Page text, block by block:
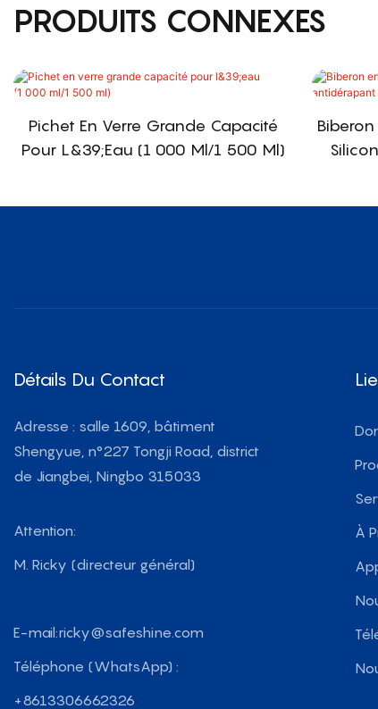
PRODUITS CONNEXES
Pichet En Verre Grande Capacité
Pour L&39;eau (1 000 Ml/1 500 Ml)
Détails Du Contact
Adresse : salle 1609, bâtiment
Shengyue, n°227 Tongji Road, district
de Jiangbei, Ningbo 315033
Attention:
M. Ricky (directeur général)
E-mail:ricky@safeshine.com
Téléphone (WhatsApp) :
+8613306662326
À